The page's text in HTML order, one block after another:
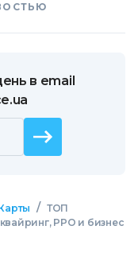
в email
/ ТОП
РРО и бизнес